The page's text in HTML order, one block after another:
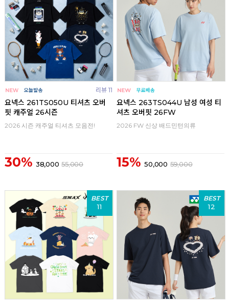
리뷰 11
요넥스 261TS050U 티셔츠 오버
핏 캐주얼 26시즌
2026 시즌 캐주얼 티셔츠 모음전!
30% 38,000 55,000
요넥스 263TS044U 남성 여성 티
셔츠 오버핏 26FW
2026 FW 신상 배드민턴의류
15% 50,000 59,000
BEST
11
BEST
12